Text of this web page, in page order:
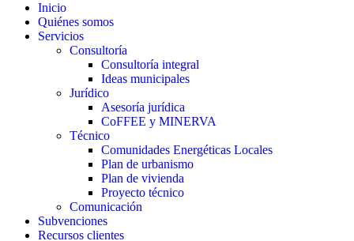
Inicio
Quiénes somos
Servicios
Consultoría
Consultoría integral
Ideas municipales
Jurídico
Asesoría jurídica
CoFFEE y MINERVA
Técnico
Comunidades Energéticas Locales
Plan de urbanismo
Plan de vivienda
Proyecto técnico
Comunicación
Subvenciones
Recursos clientes